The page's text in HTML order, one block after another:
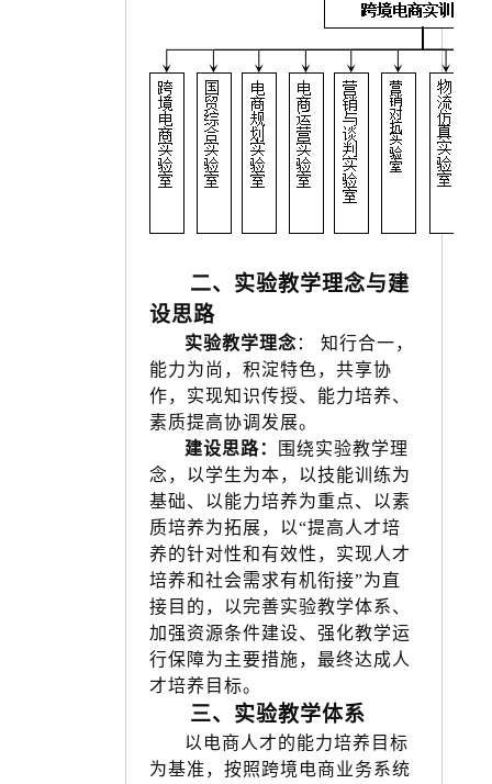
二、实验教学理念与建
设思路
实验教学理念 ：
知行合一，
能力为尚，积淀特色，共享协
作，实现知识传授、能力培养、
素质提高协调发展。
建设思路：
围绕实验教学理
念， 以学生为本，以技能训练为
基础、以能力培养为重点、以素
质培养为拓展， 以“提高人才培
养的针对性和有效性，实现人才
培养和社会需求有机衔接”为直
接目的， 以完善实验教学体系、
加强资源条件建设、强化教学运
行保障为主要措施， 最终达成人
才培养目标。
三、实验教学体系
以电商人才的能力培养目标
为基准，按照跨境电商业务系统